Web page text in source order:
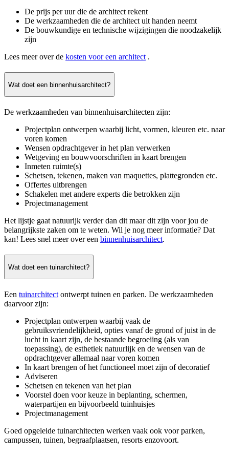
De prijs per uur die de architect rekent
De werkzaamheden die de architect uit handen neemt
De bouwkundige en technische wijzigingen die noodzakelijk
zijn
Lees meer over de kosten voor een architect .
Wat doet een binnenhuisarchitect?
De werkzaamheden van binnenhuisarchitecten zijn:
Projectplan ontwerpen waarbij licht, vormen, kleuren etc. naar
voren komen
Wensen opdrachtgever in het plan verwerken
Wetgeving en bouwvoorschriften in kaart brengen
Inmeten ruimte(s)
Schetsen, tekenen, maken van maquettes, plattegronden etc.
Offertes uitbrengen
Schakelen met andere experts die betrokken zijn
Projectmanagement
Het lijstje gaat natuurijk verder dan dit maar dit zijn voor jou de
belangrijkste zaken om te weten. Wil je nog meer informatie? Dat
kan! Lees snel meer over een binnenhuisarchitect.
Wat doet een tuinarchitect?
Een tuinarchitect ontwerpt tuinen en parken. De werkzaamheden
daarvoor zijn:
Projectplan ontwerpen waarbij vaak de
gebruiksvriendelijkheid, opties vanaf de grond of juist in de
lucht in kaart zijn, de bestaande begroeiing (als van
toepassing), de esthetiek natuurlijk en de wensen van de
opdrachtgever allemaal naar voren komen
In kaart brengen of het functioneel moet zijn of decoratief
Adviseren
Schetsen en tekenen van het plan
Voorstel doen voor keuze in beplanting, schermen,
waterpartijen en bijvoorbeeld tuinhuisjes
Projectmanagement
Goed opgeleide tuinarchitecten werken vaak ook voor parken,
campussen, tuinen, begraafplaatsen, resorts enzovoort.